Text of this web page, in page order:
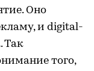
Оно
и digital-
Так
того,